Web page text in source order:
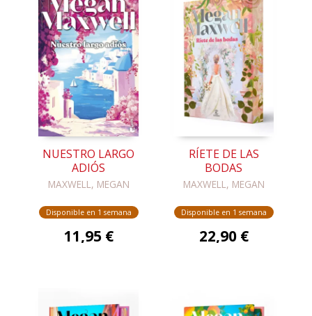
NUESTRO LARGO
ADIÓS
MAXWELL, MEGAN
Disponible en 1 semana
11,95 €
RÍETE DE LAS
BODAS
MAXWELL, MEGAN
Disponible en 1 semana
22,90 €